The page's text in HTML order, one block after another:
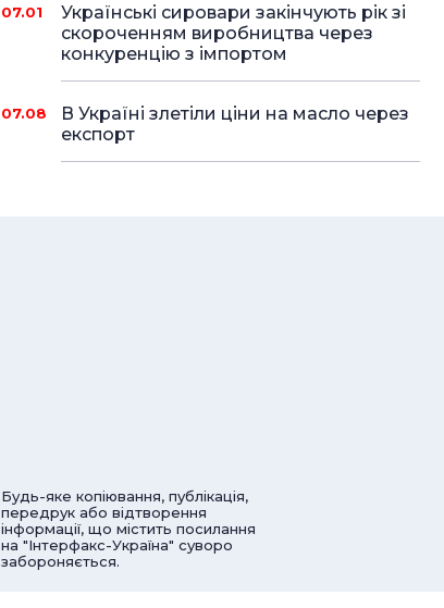
07.01
Українські сировари закінчують рік зі
скороченням виробництва через
конкуренцію з імпортом
07.08
В Україні злетіли ціни на масло через
експорт
Будь-яке копіювання, публікація,
передрук або відтворення
інформації, що містить посилання
на "Інтерфакс-Україна" суворо
забороняється.